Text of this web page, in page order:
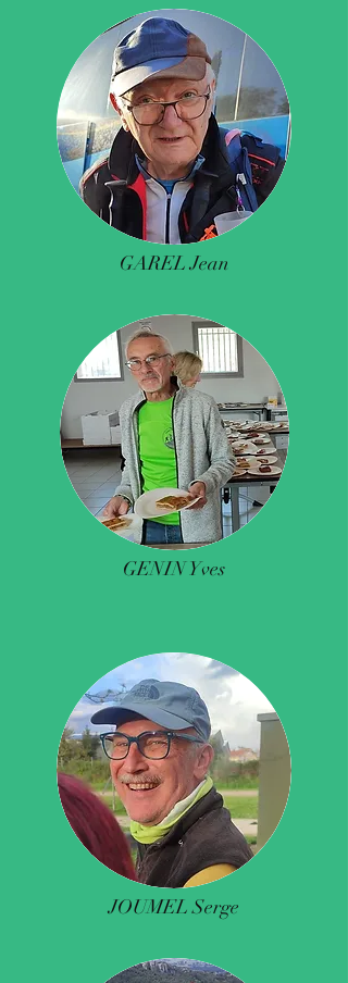
GAREL Jean
GENIN Yves
JOUMEL Serge